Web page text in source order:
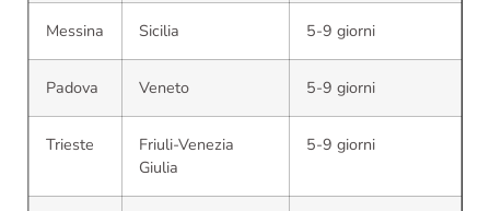
Messina Sicilia 5-9 giorni
Padova Veneto 5-9 giorni
Trieste
Friuli-Venezia
Giulia
5-9 giorni